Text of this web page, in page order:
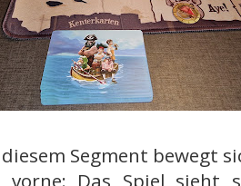
Segment bewegt
vorne: Das Spiel sieht